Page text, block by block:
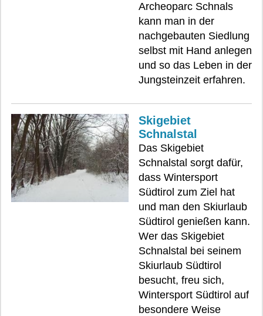
Archeoparc Schnals
kann man in der
nachgebauten Siedlung
selbst mit Hand anlegen
und so das Leben in der
Jungsteinzeit erfahren.
Skigebiet
Schnalstal
Das Skigebiet
Schnalstal sorgt dafür,
dass Wintersport
Südtirol zum Ziel hat
und man den Skiurlaub
Südtirol genießen kann.
Wer das Skigebiet
Schnalstal bei seinem
Skiurlaub Südtirol
besucht, freu sich,
Wintersport Südtirol auf
besondere Weise